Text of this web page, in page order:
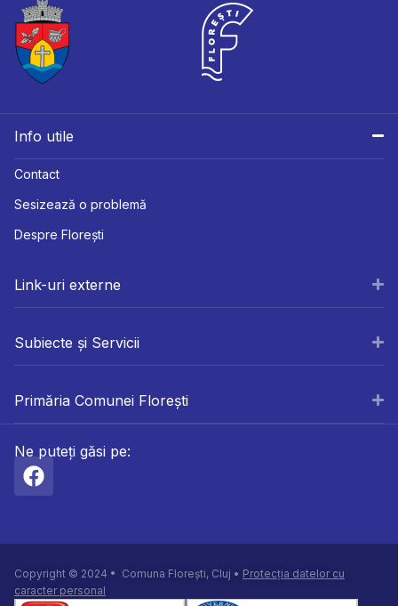
Info utile
Contact
Sesizează o problemă
Despre Florești
Link-uri externe
Subiecte și Servicii
Primăria Comunei Florești
Ne puteți găsi pe:
Copyright © 2024 • Comuna Florești, Cluj • Protecția datelor cu
caracter personal